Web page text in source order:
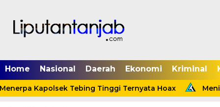
Home Nasional Daerah Ekonomi Kriminal
Kapolsek Tebing Tinggi Ternyata Hoax